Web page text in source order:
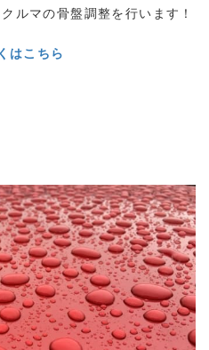
ルマの骨盤調整を行います！
はこちら